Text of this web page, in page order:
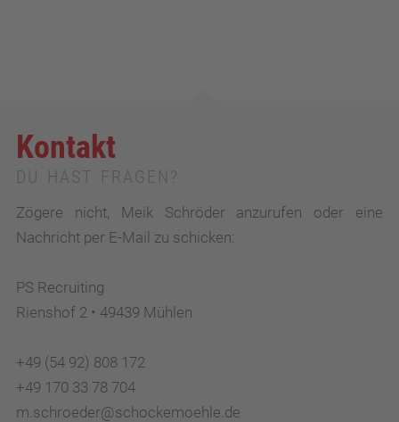
Kontakt
DU HAST FRAGEN?
Zögere nicht, Meik Schröder anzurufen oder eine
Nachricht per E-Mail zu schicken:
PS Recruiting
Rienshof 2 • 49439 Mühlen
+49 (54 92) 808 172
+49 170 33 78 704
m.schroeder@schockemoehle.de